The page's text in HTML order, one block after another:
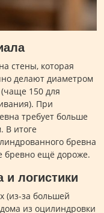
стены, которая
делают диаметром
150 для
При
требует больше
В итоге
бревна
бревно ещё дороже.
логистики
(из-за большей
из оцилиндровки